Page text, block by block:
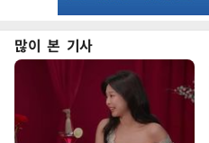
많이 본 기사